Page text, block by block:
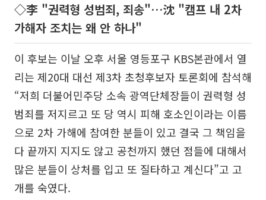
◇李 "권력형 성범죄, 죄송"…沈 "캠프 내 2차
가해자 조치는 왜 안 하나"
이 후보는 이날 오후 서울 영등포구 KBS본관에서 열
리는 제20대 대선 제3차 초청후보자 토론회에 참석해
“저희 더불어민주당 소속 광역단체장들이 권력형 성
범죄를 저지르고 또 당 역시 피해 호소인이라는 이름
으로 2차 가해에 참여한 분들이 있고 결국 그 책임을
다 끝까지 지지도 않고 공천까지 했던 점들에 대해서
많은 분들이 상처를 입고 또 질타하고 계신다”고 고
개를 숙였다.